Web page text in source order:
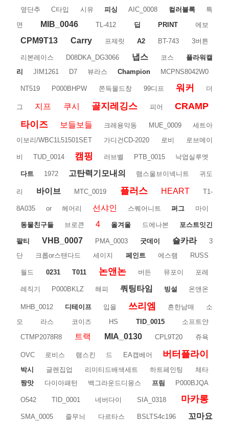
옆단추 C타입 시유 피싱 AIC_0008 컬러블록
특
면
MIB_0046 TL-412 딥 PRINT 에보
CPM9T13 Carry 프제릿 A2 BT-743 3버튼
리본레이스 D08DKA_DG3066 냅스 코스
플라워캘
리
JIM1261 D7 뷰라스 Champion MCPNS8042W0
NT519 P000BHPW 쫀득몰드창 99디프 워커 더
그 지프 쿠시 골지레깅스 피어
CRAMP
타이즈
보들보들 크레용악동 MUE_0009
세트아
이보리/WBC1L51501SET
가디건CD-2020 로비 로브메이
비 TUD_0014 캠핑 러브벨 PTB_0015 낙엽실루엣
다트 1972 고탄력기모내의 램스울브이넥니트 귀도
리 바이브 MTC_0019 플러스 HEART T1-
8A035 or 헤어리 선샤인 스퀘어니트 퍼그 마이
동물친구들 브로큰 4 올겨울 드에나본 포스트잇긴
팔티 VHB_0007 PMA_0003 굿데이 숄카라
3
단
크롭or스탠다드 세이지 페인트 에스램 RUSS
월드 0231 T011 논앤논 버든 뮤포이 포레
레직기 P000BKLZ 해피 쿼팅타임 빙설 온앤온
MHB_0012 디테이프 입을 쓰리엠 흔한남매
소
모
라스 코이즈 HS TID_0015
소프트얀
CTMP2078R8
트랙 MIA_0130 CPL9T20 쥬욕
OVC 로비스 램스킨 드 EA캡베어 버터플라이
박시 글렌집업 리미티드배색세트 하트페인팅
체타
짱맛
다이아패턴 백그라운드디몽스 프림 P000BJQA
O542 TID_0001 네버다이 SIA_0318 마카롱
SMA_0005 줄무늬 다르타스 BSLTS4c196
꼬마요